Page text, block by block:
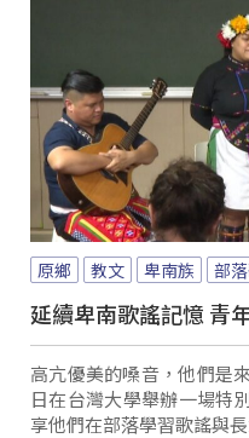
原鄉 教文 卑南族 部
延續卑南歌謠記憶 青
高亢優美的嗓音，他們是
日在台灣大學舉辦一場特
享他們在部落學習歌謠與